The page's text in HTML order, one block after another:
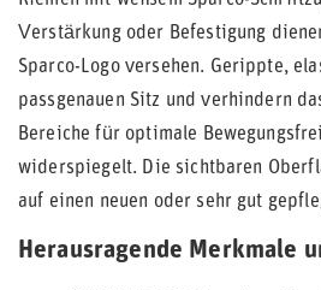
Verstärkung oder Befestigung
Sparco-Logo versehen. Gerippte,
passgenauen Sitz und verhindern
Bereiche für optimale
widerspiegelt. Die sichtbaren
auf einen neuen oder sehr gut
Herausragende Merkmale